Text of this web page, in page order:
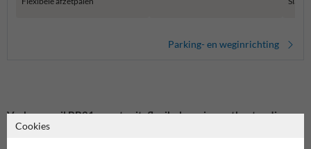
Parking- en weginrichting
Verkeerszuil BB21 zwart-wit: flexibele en impactbestendige
afzetpaal
Cookies